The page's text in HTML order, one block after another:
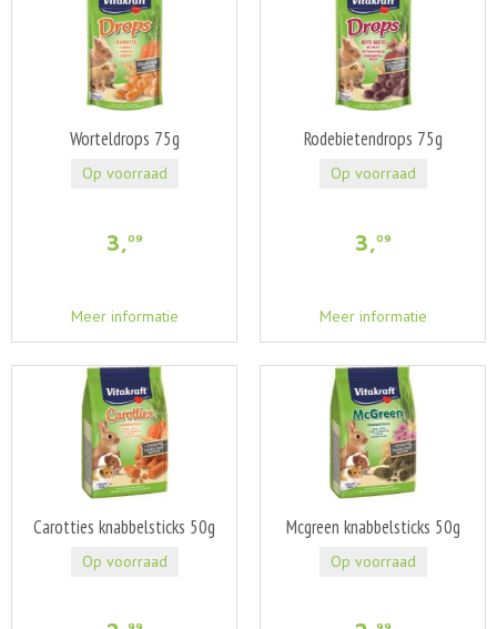
Worteldrops 75g
3,09
Meer informatie
Op voorraad
Rodebietendrops 75g
3,09
Meer informatie
Op voorraad
Carotties knabbelsticks 50g
99
Op voorraad
Mcgreen knabbelsticks 50g
99
Op voorraad